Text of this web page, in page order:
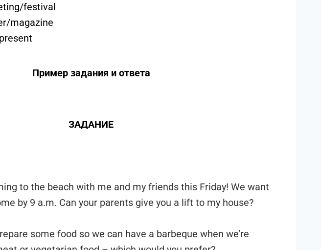
festival
magazine
Пример задания и ответа
ЗАДАНИЕ
to the beach with me and my friends this Friday! We want
by 9 a.m. Can your parents give you a lift to my house?
some food so we can have a barbeque when we’re